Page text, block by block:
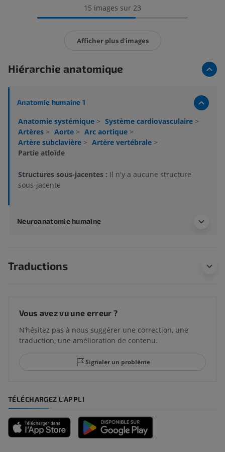
15 images sur 23
Afficher plus d'images
Hiérarchie anatomique
Anatomie humaine 1
Anatomie systémique > Système cardiovasculaire >
Artères > Aorte > Arc aortique >
Artère subclavière > Artère vertébrale >
Partie atloïde
Structures sous-jacentes : Il n'y a aucune structure
sous-jacente
Neuroanatomie humaine
Traductions
Vous avez vu une erreur ?
N’hésitez pas à nous suggérer une correction, une
traduction, une amélioration de contenu.
Signaler un problème
TÉLÉCHARGEZ L'APPLI